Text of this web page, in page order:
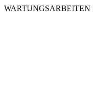
WARTUNGSARBEITEN